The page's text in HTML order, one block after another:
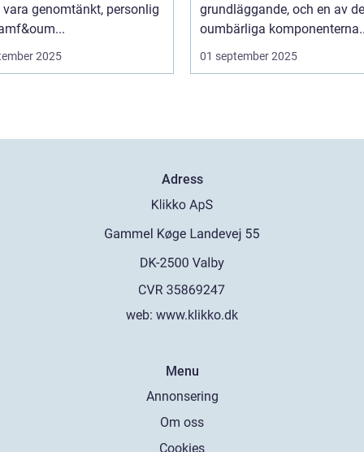
genomtänkt, personlig
2025
grundläggande, och en av de
oumbärliga
01 september 2025
Adress
web: www.klikko.dk
Menu
Annonsering
Om oss
Cookies